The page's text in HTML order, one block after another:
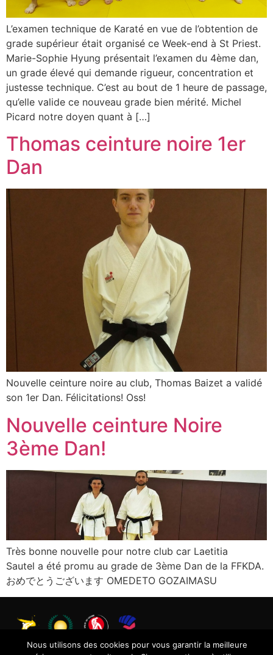
L’examen technique de Karaté en vue de l’obtention de
grade supérieur était organisé ce Week-end à St Priest.
Marie-Sophie Hyung présentait l’examen du 4ème dan,
un grade élevé qui demande rigueur, concentration et
justesse technique. C’est au bout de 1 heure de passage,
qu’elle valide ce nouveau grade bien mérité. Michel
Picard notre doyen quant à […]
Thomas ceinture noire 1er
Dan
Nouvelle ceinture noire au club, Thomas Baizet a validé
son 1er Dan. Félicitations! Oss!
Nouvelle ceinture Noire
3ème Dan!
Très bonne nouvelle pour notre club car Laetitia
Sautel a été promu au grade de 3ème Dan de la FFKDA.
おめでとうございます OMEDETO GOZAIMASU
Nous utilisons des cookies pour vous garantir la meilleure